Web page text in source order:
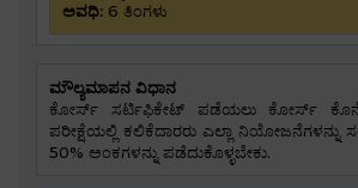
ಅವಧಿ:6 ತಿಂಗಳು
ಮೌಲ್ಯಮಾಪನ ವಿಧಾನ
ಕೋರ್ಸ್ ಸರ್ಟಿಫಿಕೇಟ್ ಪಡೆಯಲು ಕೋರ್ಸ್
ಪರೀಕ್ಷೆಯಲ್ಲಿ ಕಲಿಕೆದಾರರು ಎಲ್ಲಾ ನಿಯೋಜನೆಗಳನ್ನು
50% ಅಂಕಗಳನ್ನು ಪಡೆದುಕೊಳ್ಳಬೇಕು.